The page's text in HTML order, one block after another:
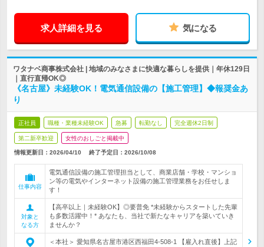
求人詳細を見る 気になる
ワタナベ商事株式会社 | 地域のみなさまに快適な暮らしを提供｜年休129日
｜直行直帰OK◎
《名古屋》未経験OK！電気通信設備の【施工管理】◆報奨金あ
り
正社員 職種・業種未経験OK 急募 転勤なし 完全週休2日制
第二新卒歓迎 女性のおしごと掲載中
情報更新日：2026/04/10 終了予定日： 2026/10/08
仕事内容
電気通信設備の施工管理担当として、商業店舗・学校・マンショ
ン等の電気やインターネット設備の施工管理業務をお任せしま
す！
対象と
なる方
【高卒以上｜未経験OK】◎要普免 *未経験からスタートした先輩
も多数活躍中！* あなたも、当社で新たなキャリアを築いていき
ませんか？
＜本社＞ 愛知県名古屋市港区西福田4-508-1 【雇入れ直後】上記